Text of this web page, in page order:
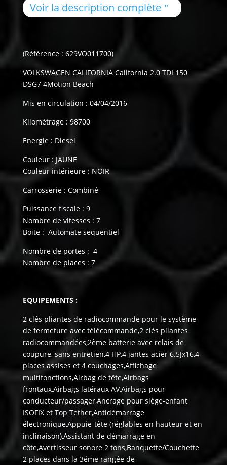
Voir la description complète
(Référence : 629VO011700)
VOLKSWAGEN CALIFORNIA California 2.0 TDI 150
DSG7 4Motion Beach
Mis en circulation : 04/04/2016
Kilométrage : 98700
Energie : Diesel
Couleur : JAUNE
Couleur intérieure : NOIR
Carrosserie : Combiné
Puissance fiscale : 9
Nombre de vitesses : 7
Boite : Automate sequentiel
Nombre de portes : 4
Nombre de places : 7
EQUIPEMENTS :
2 clés pliantes de radiocommande pour le système de fermeture avec télécommande,2 clés pliantes radiocommandées,2ème batterie avec relais de coupure, sans entretien,4 HP,4 jantes acier 6.5Jx16,4 places assises et 4 couchages,Affichage multifonctions,Airbag de tête,Airbags frontaux,Airbags latéraux AV,Airbags pour conducteur/passager,Ancrage pour siège-enfant ISOFIX et Top Tether,Antidémarrage électronique,Appuie-tête (réglables en hauteur et en inclinaison),Assistant de démarrage en côte,Avertisseur sonore 2 tons,Banquette/Couchette 2 places dans la 3éme rangée de sièges,Banquette/couchette 2 places,Boîtier de rétroviseur extérieur en noir et diverses pièces démontables dans la teinte du véhicule,Boitiers de rétroviseurs extérieurs et poignées de porte en noir,Caches d’obscuration en tissu pour la cabine,Calandre, non peinte, avec une baguette chromée,Calandre, non peinte, avec une baguette chromée pour pare-chocs peint,Charnières pour portes AR à vantail (version normale),Châssis 16,Chauffage d’appoint dans le compartiment passagers,Climatisation Climatic,Combiné d’instruments (km/h) : affichages de recommandation du passage de vitesses,Combiné d’instruments (km/h) affichage de la vitesse,Contrôle de pression des pneus,Coques de rétroviseurs extérieurs et pièces non peintes,Correcteur électronique de trajectoire ESP avec aide au freinage d’urgence AFU,Correcteur électronique de trajectoire ESP et aide au freinage d’urgence AFU,Détection de fatigue,Direction assistée,Direction assistée avec colonne de direction de sécurité, réglable en hauteur et en longueur,Eclairage des instruments, avec gradateur,Eclairage diurne,Eclairage du marche-pieds avec inscription ,Eclairage du marchepied,Eclairage jour (allumé en permanence pendant la marche),Enjoliveur pour jantes 16,Fenêtre coulissante à lAV et fenêtre fixe à lAR, dans lespace passagers, à gauche,Fenêtres latérales AV et AR, dans l’espace passagers, à droite,Fermeture du hayon sans fonction de déverrouillage de l’intérieur,Feux antibrouillard AR,Feux AR en version standard,Filtre à pollen et à poussière,Fonctionnement intermittent des essuie-glace,Garniture de plancher en moquette dans la cabine,Hayon avec baie de fenêtre,Interface Bluetooth pour portable,Interface pour téléphone portable,Jantes acier 6.5Jx16,Jantes en acier 16 » avec enjoliveur et pneus 215/65 R16C 106/104T à faible résistance au roulement,Lève-vitres électrique,Liseuse et mini-liseuse,Lit avec sommier à lattes confort sous le toit,Lit sous toit (environ 2000×1200 mm) avec sommier confort,Lumière d’intérieur dans le compartiment passagers,Lunette AR (verre normal, dégivrante) avec essuie-glace/lave-glace de lunette AR,Lunette AR dégivrante,Occultation de l’habitacle et de la cabine de conduite,Oeillets d’arrimage pour fixation de la charge pour garniture de plancher pour passage intensif,Outillage de bord et cric,Pare-brise en verre athermique, chauffant avec isolation phonique renforcée,Pare-chocs (plastique) peints,Pare-chocs couleur caisse,Pare-soleil y compris miroir de courtoisie (éclairé) avec cache et poche,Phares principaux halogènes H4, circulation à droite,Pneus 215/65 R16 C106/104T à faible résistance au roulement,Poids Total Admissible 3000 kg,Poignées (rabattables et à retour freiné) sur le cadre de toit,Poignées d’accès sur les montants AV côté conducteur et passager AV,Porte coulissante à droite dans le compartiment passagers,Porte coulissante latérale droite,Prise 12V,Prise AV (sur le tableau de bord dans le vide-poches ouvert),Protection de seuil de chargement,Protection de seuil de chargement en plastique,Radio ,Rails de fixation sur le toit (préparation pour galerie porte-bagages coulissante),Rails de store en noir,Rallonge de lit avec matelas,Rallonge de lit sur glissière pour couchage,Réglage des phares,Régulateur de vitesse,Réservoir en plastique 70 litres,Rétroviseur extérieur droit, convexe et gauche, asphérique,Rétroviseur intérieur anti-éblouissement,Rétroviseur intérieur de sécurité à réglage jour/nuit,Rétroviseurs extérieurs, réglables et dégivrants électriquement,Revêtement de porte sans peinture,Revêtement de sol en plastique dans l’espace passagers,Revêtement des sièges en tissu ,Revêtement intérieur de pavillon pour Camper,Revêtement latéral pour California Beach,Revêtement latéral pour la partie habitation du Camper,Roue de secours normale,Sécurité enfant côté porte coulissante,Sellerie en tissu, dessin ,Sièges conducteur et passager AV confort et pivotants,Sièges conducteur et passager pivotants avec appui lombaires,Signal sonore et lumineux pour ceinture de sécurité conducteur non attachée,Simple vitrage dans l’habitacle,Suspension et amortissement (standard),Système ,Système de freinage automatique post-collision,Système de plafonniers Camper dans le compartiment passagers,Système radio ,Système Start/Stop avec récupération d’énergie au freinage,Table de camping située dans la porte coulissante et 2 chaises pliantes situées dans le hayon,Table escamotable dans la porte coulissante et deux chaises pliantes,Tableau de bord avec console centrale étroite,Tableau de bord standard,Tiroir de rangement,Toit aluminium et tissu ,Toit relevable à commande manuelle avec 2 fenêtres, soufflet en Gris Alpin,Toit relevable en alu relevable manuellement peint dans la teinte du véhicule,Verre athermique simple (vert) dans la cabine et dans l’ espace passagers,Verrouillage central avec radiocommande et commande intérieure de déverrouillage dans la portière conducteur,Version Fumeur (prise 12V avec allume-cigare,Vide-poches de porte avec respectivement 2 compartiments avec porte-bouteille intégré dans la cabine,Vitre coulissante à gauche,Volant,Volant réglable en hauteur et en profondeur,2 clés pliantes de radiocommande pour le système de fermeture avec télécommande,2 clés pliantes radiocommandées,2ème batterie avec relais de coupure, sans entretien,4 HP,4 jantes acier 7Jx17,4 places assises et 4 couchages,Affichage multifonctions,Airbag de tête,Airbags frontaux,Airbags latéraux AV,Airbags pour conducteur/passager,Ancrage pour siège-enfant ISOFIX et Top Tether,Antidémarrage électronique,Appuie-tête (réglables en hauteur et en inclinaison),Assistant de démarrage en côte,Avertisseur sonore 2 tons,Banquette/Couchette 2 places dans la 3éme rangée de sièges,Banquette/couchette 2 places,Boîtier de rétroviseur extérieur en noir et diverses pièces démontables dans la teinte du véhicule,Boitiers de rétroviseurs extérieurs et poignées de porte en noir,Caches d’obscuration en tissu pour la cabine,Calandre, non peinte, avec une baguette chromée,Calandre, non peinte, avec une baguette chromée pour pare-chocs peint,Charnières pour portes AR à vantail (version normale),Châssis 17,Chauffage d’appoint dans le compartiment passagers,Climatisation Climatic,Combiné d’instruments (km/h) : affichages de recommandation du passage de vitesses,Combiné d’instruments (km/h) affichage de la vitesse,Contrôle de pression des pneus,Coques de rétroviseurs extérieurs et pièces non peintes,Correcteur électronique de trajectoire ESP avec aide au freinage d’urgence AFU,Correcteur électronique de trajectoire ESP et aide au freinage d’urgence AFU,Détection de fatigue,Direction assistée,Direction assistée avec colonne de direction de sécurité, réglable en hauteur et en longueur,Eclairage des instruments, avec gradateur,Eclairage diurne,Eclairage du marche-pieds avec inscription ,Eclairage du marchepied,Eclairage jour (allumé en permanence pendant la marche),Fenêtre coulissante à lAV et fenêtre fixe à lAR, dans lespace passagers, à gauche,Fenêtres latérales AV et AR, dans l’espace passagers, à droite,Fermeture du hayon sans fonction de déverrouillage de l’intérieur,Feux antibrouillard AR,Feux AR en version standard,Filtre à pollen et à poussière,Fonctionnement intermittent des essuie-glace,Garniture de plancher en moquette dans la cabine,Hayon avec baie de fenêtre,Interface Bluetooth pour portable,Interface pour téléphone portable,Jantes acier 7Jx17,Jantes en acier 17 » avec enjoliveur et pneus 235/55 R17 103H renforcés à faible résistance au au roulement,Lève-vitres électrique,Liseuse et mini-liseuse,Lit avec sommier à lattes confort sous le toit,Lit sous toit (environ 2000×1200 mm) avec sommier confort,Lumière d’intérieur dans le compartiment passagers,Lunette AR (verre normal, dégivrante) avec essuie-glace/lave-glace de lunette AR,Lunette AR dégivrante,Occultation de l’habitacle et de la cabine de conduite,Oeillets d’arrimage pour fixation de la charge pour garniture de plancher pour passage intensif,Outillage de bord et cric,Pare-brise en verre athermique, chauffant avec isolation phonique renforcée,Pare-chocs (plastique) peints,Pare-chocs couleur caisse,Pare-soleil y compris miroir de courtoisie (éclairé) avec cache et poche,Phares principaux halogènes H4, circulation à droite,Pneus 235/55 R17 103H à faible résistance au roulement,Poids Total Admissible 3080 kg,Poignées (rabattables et à retour freiné) sur le cadre de toit,Poignées d’accès sur les montants AV côté conducteur et passager AV,Porte coulissante à droite dans le compartiment passagers,Porte coulissante latérale droite,Prise 12V,Prise AV (sur le tableau de bord dans le vide-poches ouvert),Protection centrale de roue,Protection de seuil de chargement,Protection de seuil de chargement en plastique,Radio ,Rails de fixation sur le toit (préparation pour galerie porte-bagages coulissante),Rails de store en noir,Rallonge de lit avec matelas,Rallonge de lit sur glissière pour couchage,Réglage des phares,Régulateur de vitesse,Réservoir en plastique 70 litres,Rétroviseur extérieur droit, convexe et gauche, asphérique,Rétroviseur intérieur anti-éblouissement,Rétroviseur intérieur de sécurité à réglage jour/nuit,Rétroviseurs extérieurs, réglables et dégivrants électriquement,Revêtement de porte sans peinture,Revêtement de sol en plastique dans l’espace passagers,Revêtement des sièges en tissu ,Revêtement intérieur de pavillon pour Camper,Revêtement latéral